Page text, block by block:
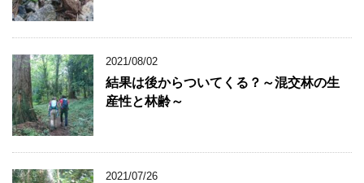
2021/08/02
結果は後からついてくる？～混交林の生
産性と林齢～
2021/07/26